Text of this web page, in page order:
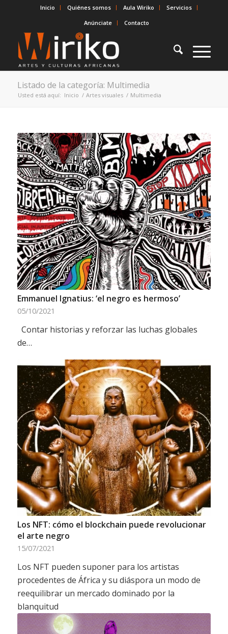
Inicio Quiénes somos Aula Wiriko
Servicios
Anúnciate
Contacto
Listado de la categoría: Multimedia
Usted está aquí: Inicio / Artes visuales / Multimedia
Emmanuel Ignatius: ‘el negro es hermoso’
05/10/2021
Contar historias y reforzar las luchas globales
de…
Los NFT: cómo el blockchain puede revolucionar
el arte negro
15/07/2021
Los NFT pueden suponer para los artistas
procedentes de África y su diáspora un modo de
reequilibrar un mercado dominado por la
blanquitud